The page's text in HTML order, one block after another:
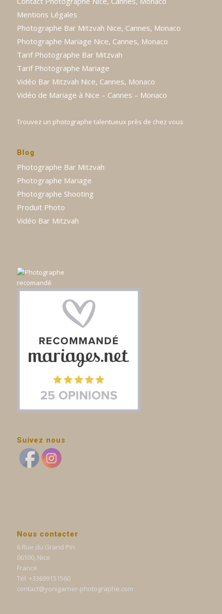
Mentions Légales
Photographe Bar Mitzvah Nice, Cannes, Monaco
Photographe Mariage Nice, Cannes, Monaco
Tarif Photographe Bar Mitzvah
Tarif Photographe Mariage
Vidéo Bar Mitzvah Nice, Cannes, Monaco
Vidéo de Mariage à Nice – Cannes – Monaco
Trouvez un photographe talentueux près de chez vous
Blog
Photographe Bar Mitzvah
Photographe Mariage
Photographe Shooting
Produit Photo
Vidéo Bar Mitzvah
Suivez nous
Nous contacter
6 Rue du Grand Pin
06100, Nice
France
Tél. +33699151560
contact@yonigarner-photographe.com